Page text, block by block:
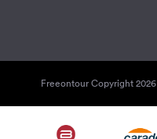
Freeontour Copyright 2026